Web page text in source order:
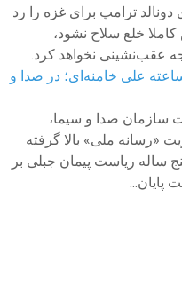
طرح ۱۵ ماده‌ای دونالد ترامپ برای غزه را رد
خلع سلاح نشود،
عقب‌نشینی نخواهد کرد.
«بی‌سیم پهلوی» تا بازدید۱۳ساعته علی خامنه‌ای؛ در صدا و
سازمان صدا و سیما،
«رسانه ملی» بالا گرفته
ساله ریاست پیمان جبلی بر